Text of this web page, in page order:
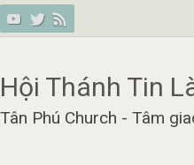
Skip
to
Hội Thánh Tin
Tân Phú Church - Tâm